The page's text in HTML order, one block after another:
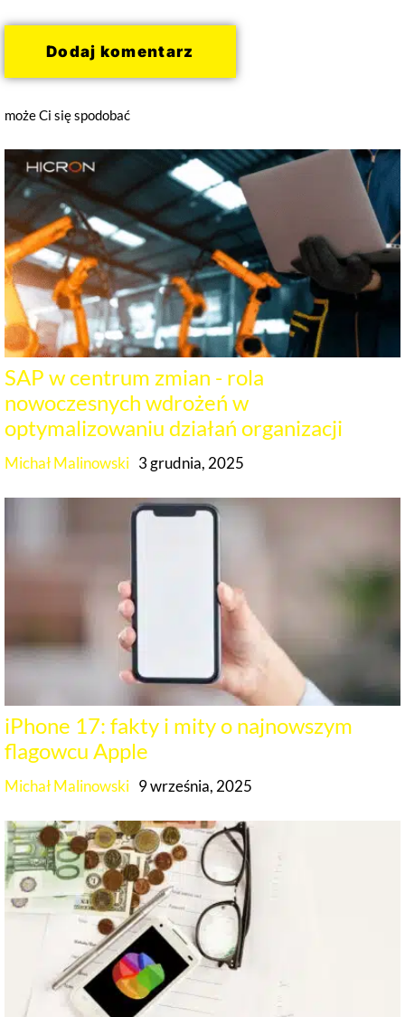
może Ci się spodobać
SAP w centrum zmian - rola
nowoczesnych wdrożeń w
optymalizowaniu działań organizacji
Michał Malinowski 3 grudnia, 2025
iPhone 17: fakty i mity o najnowszym
flagowcu Apple
Michał Malinowski 9 września, 2025